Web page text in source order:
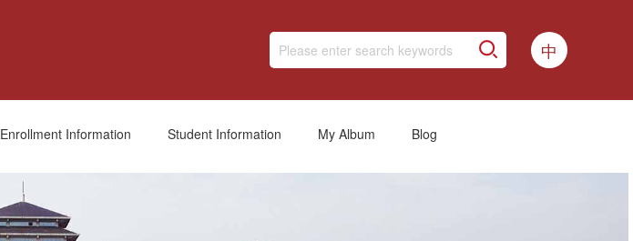
中
Enrollment Information Student Information My Album Blog